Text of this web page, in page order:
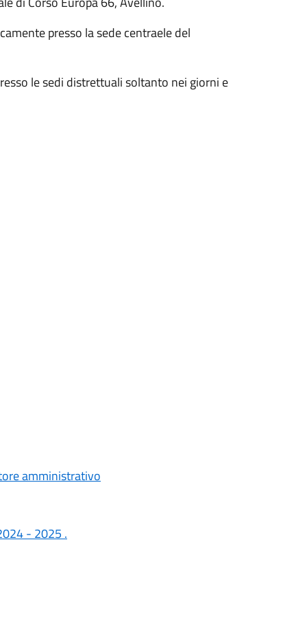
presso la sede centraele del
le sedi distrettuali soltanto nei giorni e
amministrativo
- 2025 .